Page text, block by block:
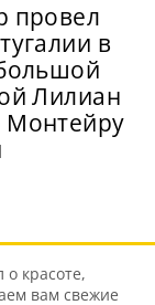
провел
в
Лилиан
Монтейру
красоте,
вам свежие